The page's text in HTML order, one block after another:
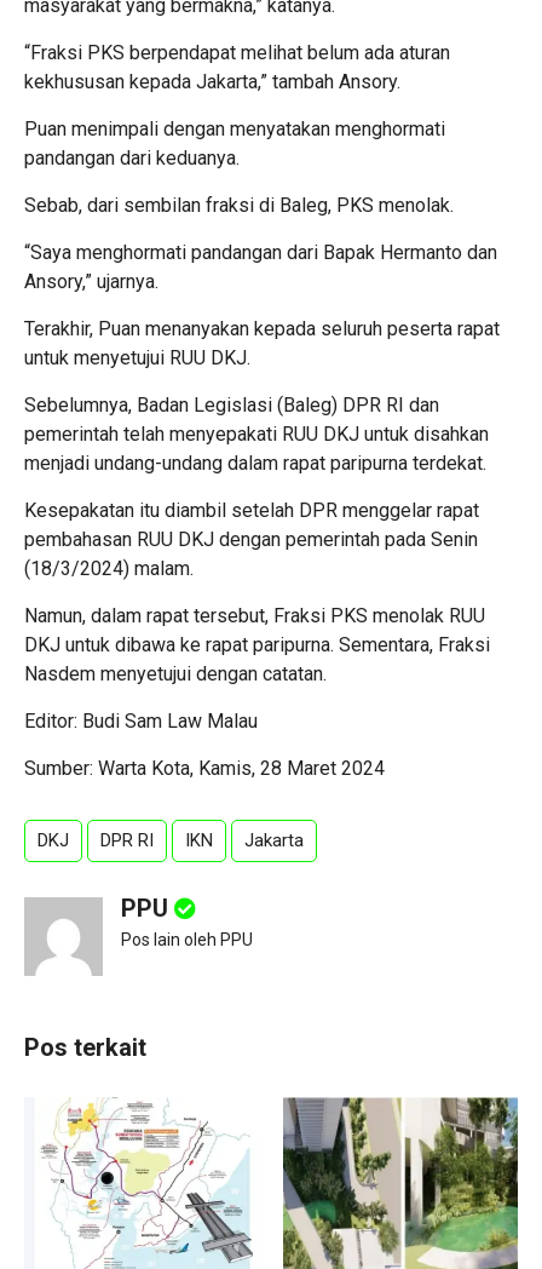
masyarakat yang bermakna,” katanya.
“Fraksi PKS berpendapat melihat belum ada aturan
kekhususan kepada Jakarta,” tambah Ansory.
Puan menimpali dengan menyatakan menghormati
pandangan dari keduanya.
Sebab, dari sembilan fraksi di Baleg, PKS menolak.
“Saya menghormati pandangan dari Bapak Hermanto dan
Ansory,” ujarnya.
Terakhir, Puan menanyakan kepada seluruh peserta rapat
untuk menyetujui RUU DKJ.
Sebelumnya, Badan Legislasi (Baleg) DPR RI dan
pemerintah telah menyepakati RUU DKJ untuk disahkan
menjadi undang-undang dalam rapat paripurna terdekat.
Kesepakatan itu diambil setelah DPR menggelar rapat
pembahasan RUU DKJ dengan pemerintah pada Senin
(18/3/2024) malam.
Namun, dalam rapat tersebut, Fraksi PKS menolak RUU
DKJ untuk dibawa ke rapat paripurna. Sementara, Fraksi
Nasdem menyetujui dengan catatan.
Editor: Budi Sam Law Malau
Sumber: Warta Kota, Kamis, 28 Maret 2024
DKJ DPR RI IKN Jakarta
PPU
Pos lain oleh PPU
Pos terkait